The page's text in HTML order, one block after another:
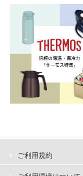
ご利用規約